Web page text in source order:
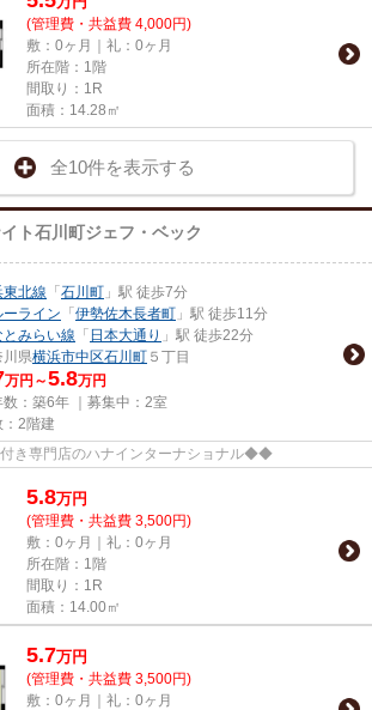
(管理費・共益費 4,000円)
敷：0ヶ月｜礼：0ヶ月
所在階：1階
間取り：1R
面積：14.28㎡
全10件を表示する
ト石川町ジェフ・ベック
東北線 「 石川町 」駅 徒歩7分
ーライン 「 伊勢佐木長者町 」駅 徒歩11分
とみらい線 「 日本大通り 」駅 徒歩22分
川県横浜市中区石川町 ５丁目
万円～5.8万円
：築6年 ｜募集中： 2室
：2階建
き専門店のハナインターナショナル◆◆
5.8万円
(管理費・共益費 3,500円)
敷：0ヶ月｜礼：0ヶ月
所在階：1階
間取り：1R
面積：14.00㎡
5.7万円
(管理費・共益費 3,500円)
敷：0ヶ月｜礼：0ヶ月